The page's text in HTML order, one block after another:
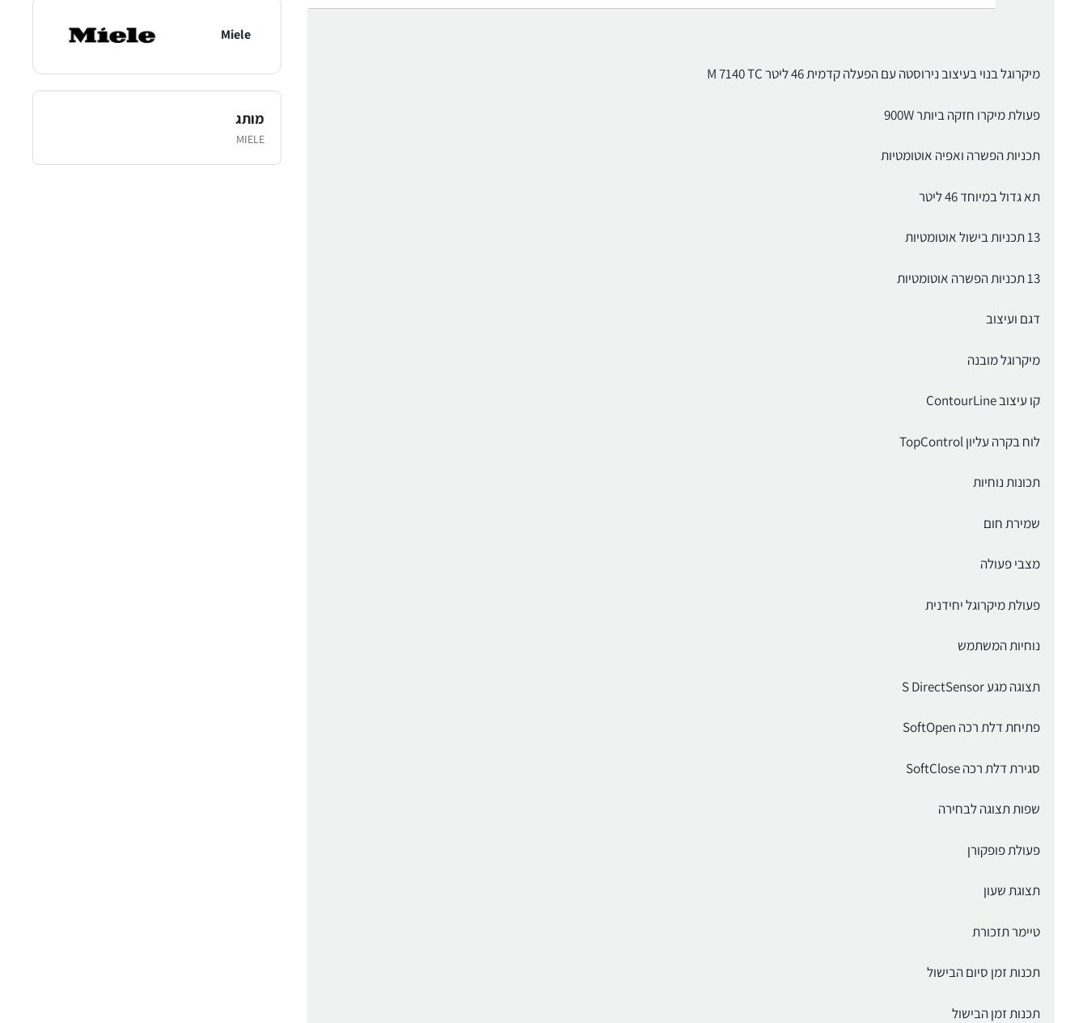
מיקרוגל בנוי בעיצוב נירוסטה עם הפעלה קדמית 46 ליטר M 7140 TC
פעולת מיקרו חזקה ביותר 900W
תכניות הפשרה ואפיה אוטומטיות
תא גדול במיוחד 46 ליטר
13 תכניות בישול אוטומטיות
13 תכניות הפשרה אוטומטיות
דגם ועיצוב
מיקרוגל מובנה
קו עיצוב ContourLine
לוח בקרה עליון TopControl
תכונות נוחיות
שמירת חום
מצבי פעולה
פעולת מיקרוגל יחידנית
נוחיות המשתמש
תצוגה מגע S DirectSensor
פתיחת דלת רכה SoftOpen
סגירת דלת רכה SoftClose
שפות תצוגה לבחירה
פעולת פופקורן
תצוגת שעון
טיימר תזכורת
תכנות זמן סיום הבישול
תכנות זמן הבישול
Miele
מותג
MIELE